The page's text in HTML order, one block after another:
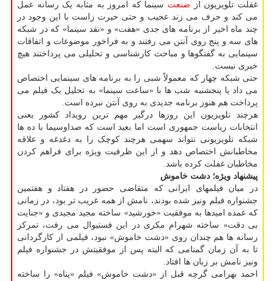
غفلت تلویزیون از صنعت سینما که امروز به مثابه یک رسانه عمل
می کند و حرف می زند عجیب و حتی حیرت زاست با این وجود در
چند ماه اخیر از برنامه های جدی «هفت» و «نقد سینما» که در شبکه
های سه و پنج روی آنتن می رفتند و به فراخور موضوعات و اتفاقات
سینمایی به گفتگوها و مباحث کارشناسی و تحلیلی می پرداختند هیچ
خبری نیست.
حتی شبکه چهار که معمولاً شبی را به برنامه های سینمایی اختصاص
می داد یا پنجشنبه شب ها با «ساعت سینما» به تحلیل یک فیلم می
پرداخت هم هنوز برنامه جدیدی به روی آنتن نبرده است.
هرچند تلویزیون این روزها درگیر مهم ترین رویداد کشور یعنی
انتخابات ریاست جمهوری است اما بعید است که صداوسیما با ده ها
شبکه تلویزیونی نتواند سهمی هرچند کوچک را به دغدغه و علاقه
مخاطبانش اختصاص دهد و از این ظرفیت ویژه برای فراهم کردن
مخاطبان غفلت کرده باشد.
پیشنهاد ویژه؛ دشت خاموش
در میان فیلمهای ایرانی که متقاضی حضور در هفتاد و هفتمین
جشنواره فیلم ونیز شده بودند، نامش از همه غریب تر بود، در زمانی
که عمده امیدها به موفقیت «خورشید» ساخته مجید مجیدی و «جنایت
بی دقت» ساخته شهرام مکری در این فستیوال می رفت، تمرکز
رسانه ها هم چندان روی «دشت خاموش» نبود، فیلمی از کارگردانی
تا به آن زمان گمنامی که البته پس از موفقیتش در جشنواره فیلم
ونیز نامش بر زبان ها افتاد.
احمد بهرامی گرچه قبل از «دشت خاموش» فیلم «پناه» را ساخته